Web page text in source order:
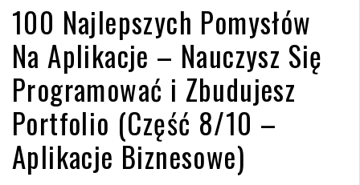
100 Najlepszych Pomysłów
Na Aplikacje – Nauczysz Się
Programować i Zbudujesz
Portfolio (Część 8/10 –
Aplikacje Biznesowe)